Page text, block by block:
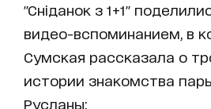
"Сніданок з 1+1"
видео-вспоминанием, в
Сумская рассказала о
истории знакомства
Русланы: